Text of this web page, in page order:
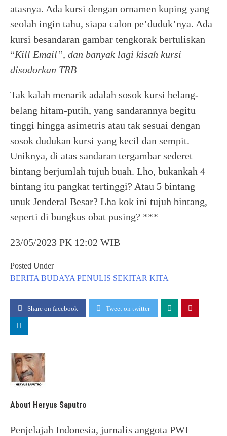
atasnya. Ada kursi dengan ornamen kuping yang
seolah ingin tahu, siapa calon pe’duduk’nya. Ada
kursi besandaran gambar tengkorak bertuliskan
“Kill Email”, dan banyak lagi kisah kursi
disodorkan TRB
Tak kalah menarik adalah sosok kursi belang-
belang hitam-putih, yang sandarannya begitu
tinggi hingga asimetris atau tak sesuai dengan
sosok dudukan kursi yang kecil dan sempit.
Uniknya, di atas sandaran tergambar sederet
bintang berjumlah tujuh buah. Lho, bukankah 4
bintang itu pangkat tertinggi? Atau 5 bintang
unuk Jenderal Besar? Lha kok ini tujuh bintang,
seperti di bungkus obat pusing? ***
23/05/2023 PK 12:02 WIB
Posted Under
BERITA BUDAYA PENULIS SEKITAR KITA
Share on facebook Tweet on twitter
About Heryus Saputro
Penjelajah Indonesia, jurnalis anggota PWI